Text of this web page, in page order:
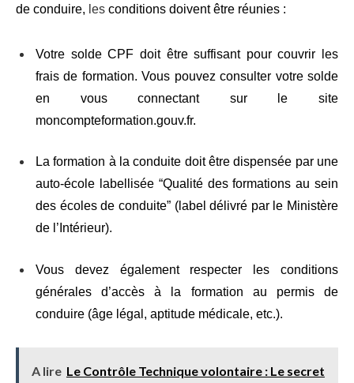
de conduire, les conditions doivent être réunies :
Votre solde CPF doit être suffisant pour couvrir les
frais de formation. Vous pouvez consulter votre solde
en vous connectant sur le site
moncompteformation.gouv.fr.
La formation à la conduite doit être dispensée par une
auto-école labellisée “Qualité des formations au sein
des écoles de conduite” (label délivré par le Ministère
de l’Intérieur).
Vous devez également respecter les conditions
générales d’accès à la formation au permis de
conduire (âge légal, aptitude médicale, etc.).
A lire Le Contrôle Technique volontaire : Le secret